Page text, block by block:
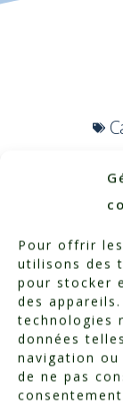
Pour offrir
utilisons des
pour stocker
des
technologies
données
navigation
de ne pas